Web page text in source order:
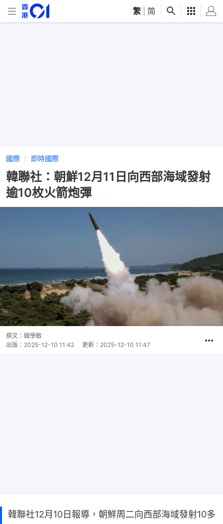
繁 简
國際 即時國際
韓聯社：朝鮮12月11日向西部海域發射
逾10枚火箭炮彈
撰文： 韓學敏
出版： 2025-12-10 11:42 更新： 2025-12-10 11:47
韓聯社12月10日報導，朝鮮周二向西部海域發射10多